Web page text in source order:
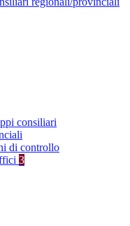
consiliari
di controllo
3